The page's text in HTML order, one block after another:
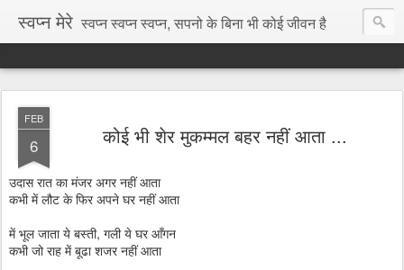
स्वप्न मेरे स्वप्न स्वप्न स्वप्न, सपनो के बिना भी कोई जीवन है
FEB
6 कोई भी शेर मुकम्मल बहर नहीं आता ...
उदास रात का मंजर अगर नहीं आता
कभी में लौट के फिर अपने घर नहीं आता
में भूल जाता ये बस्ती, गली ये घर आँगन
कभी जो राह में बूढा शजर नहीं आता